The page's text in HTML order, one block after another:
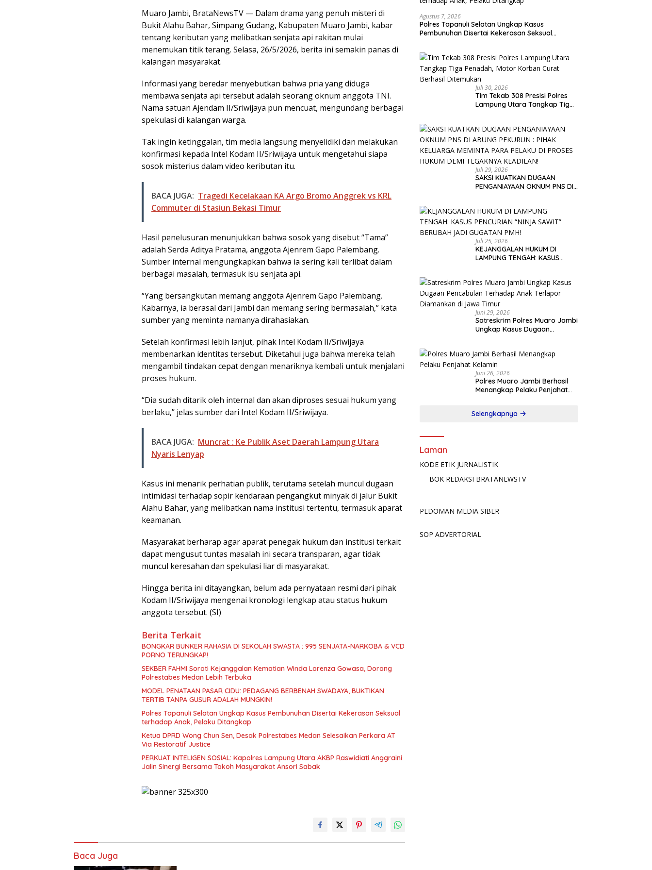
c
e
b
o
o
a
t
s
A
p
a
r
e
Muaro Jambi, BrataNewsTV — Dalam drama yang penuh misteri di
Bukit Alahu Bahar, Simpang Gudang, Kabupaten Muaro Jambi, kabar
tentang keributan yang melibatkan senjata api rakitan mulai
menemukan titik terang. Selasa, 26/5/2026, berita ini semakin panas di
kalangan masyarakat.
Informasi yang beredar menyebutkan bahwa pria yang diduga
membawa senjata api tersebut adalah seorang oknum anggota TNI.
Nama satuan Ajendam II/Sriwijaya pun mencuat, mengundang berbagai
spekulasi di kalangan warga.
Tak ingin ketinggalan, tim media langsung menyelidiki dan melakukan
konfirmasi kepada Intel Kodam II/Sriwijaya untuk mengetahui siapa
sosok misterius dalam video keributan itu.
BACA JUGA: Tragedi Kecelakaan KA Argo Bromo Anggrek vs KRL
Commuter di Stasiun Bekasi Timur
Hasil penelusuran menunjukkan bahwa sosok yang disebut “Tama”
adalah Serda Aditya Pratama, anggota Ajenrem Gapo Palembang.
Sumber internal mengungkapkan bahwa ia sering kali terlibat dalam
berbagai masalah, termasuk isu senjata api.
“Yang bersangkutan memang anggota Ajenrem Gapo Palembang.
Kabarnya, ia berasal dari Jambi dan memang sering bermasalah,” kata
sumber yang meminta namanya dirahasiakan.
Setelah konfirmasi lebih lanjut, pihak Intel Kodam II/Sriwijaya
membenarkan identitas tersebut. Diketahui juga bahwa mereka telah
mengambil tindakan cepat dengan menariknya kembali untuk menjalani
proses hukum.
“Dia sudah ditarik oleh internal dan akan diproses sesuai hukum yang
berlaku,” jelas sumber dari Intel Kodam II/Sriwijaya.
BACA JUGA: Muncrat : Ke Publik Aset Daerah Lampung Utara
Nyaris Lenyap
Kasus ini menarik perhatian publik, terutama setelah muncul dugaan
intimidasi terhadap sopir kendaraan pengangkut minyak di jalur Bukit
Alahu Bahar, yang melibatkan nama institusi tertentu, termasuk aparat
keamanan.
Masyarakat berharap agar aparat penegak hukum dan institusi terkait
dapat mengusut tuntas masalah ini secara transparan, agar tidak
muncul keresahan dan spekulasi liar di masyarakat.
Hingga berita ini ditayangkan, belum ada pernyataan resmi dari pihak
Kodam II/Sriwijaya mengenai kronologi lengkap atau status hukum
anggota tersebut. (SI)
Berita Terkait
BONGKAR BUNKER RAHASIA DI SEKOLAH SWASTA : 995 SENJATA-NARKOBA & VCD
PORNO TERUNGKAP!
SEKBER FAHMI Soroti Kejanggalan Kematian Winda Lorenza Gowasa, Dorong
Polrestabes Medan Lebih Terbuka
MODEL PENATAAN PASAR CIDU: PEDAGANG BERBENAH SWADAYA, BUKTIKAN
TERTIB TANPA GUSUR ADALAH MUNGKIN!
Polres Tapanuli Selatan Ungkap Kasus Pembunuhan Disertai Kekerasan Seksual
terhadap Anak, Pelaku Ditangkap
Ketua DPRD Wong Chun Sen, Desak Polrestabes Medan Selesaikan Perkara AT
Via Restoratif Justice
PERKUAT INTELIGEN SOSIAL: Kapolres Lampung Utara AKBP Raswidiati Anggraini
Jalin Sinergi Bersama Tokoh Masyarakat Ansori Sabak
Baca Juga
Agustus 7, 2026
Polres Tapanuli Selatan Ungkap Kasus
Pembunuhan Disertai Kekerasan Seksual
Juli 30, 2026
Tim Tekab 308 Presisi Polres
Lampung Utara Tangkap Tiga
Juli 29, 2026
SAKSI KUATKAN DUGAAN
PENGANIAYAAN OKNUM PNS DI
PELAKU DI PROSES HUKUM DEMI
TEGAKNYA KEADILAN!
Juli 25, 2026
KEJANGGALAN HUKUM DI
LAMPUNG TENGAH: KASUS
Juni 29, 2026
Satreskrim Polres Muaro Jambi
Ungkap Kasus Dugaan
Timur
Juni 26, 2026
Polres Muaro Jambi Berhasil
Menangkap Pelaku Penjahat
Selengkapnya
Laman
KODE ETIK JURNALISTIK
BOK REDAKSI BRATANEWSTV
PEDOMAN MEDIA SIBER
SOP ADVERTORIAL